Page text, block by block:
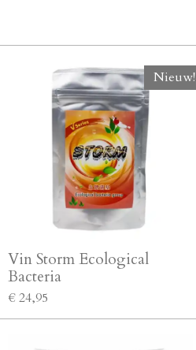
Nieuw!
Vin Storm Ecological
Bacteria
€ 24,95